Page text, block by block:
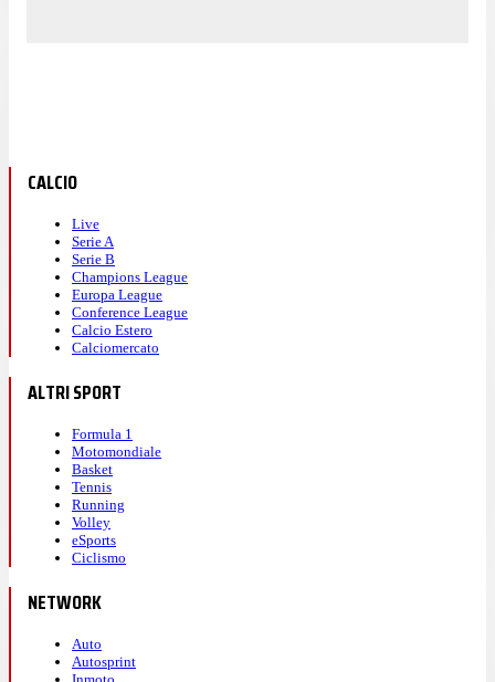
CALCIO
Live
Serie A
Serie B
Champions League
Europa League
Conference League
Calcio Estero
Calciomercato
ALTRI SPORT
Formula 1
Motomondiale
Basket
Tennis
Running
Volley
eSports
Ciclismo
NETWORK
Auto
Autosprint